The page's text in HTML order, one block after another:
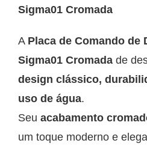
Sigma01 Cromada
A Placa de Comando de
Sigma01 Cromada de
design clássico,
uso de água.
Seu acabamento
um toque moderno e